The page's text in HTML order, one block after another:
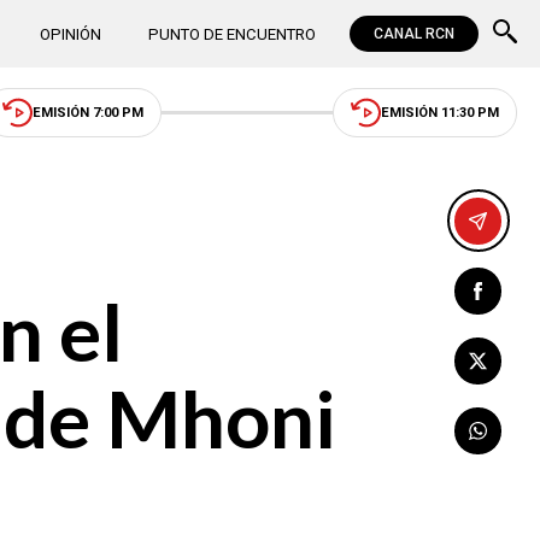
OPINIÓN PUNTO DE ENCUENTRO CANAL RCN
EMISIÓN 7:00 PM EMISIÓN 11:30 PM
el
Mhoni